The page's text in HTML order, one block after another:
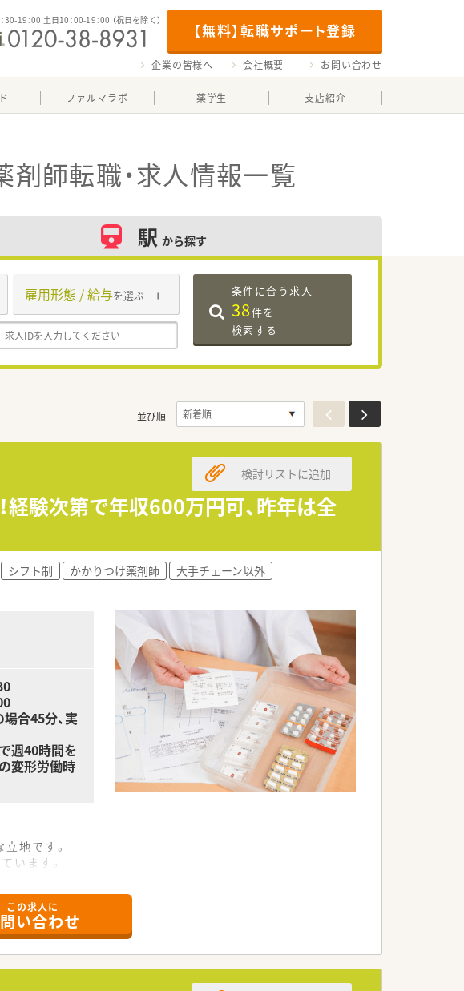
【無料】転職サポート登録
30-19：00 土日10：00-19：00 （祝日を除く）
企業の皆様へ 会社概要 お問い合わせ
ファルマラボ 薬学生 支店紹介
剤師転職・求人情報一覧
駅 から探す
雇用形態 / 給与を選ぶ 条件に合う求人
38件を
検索する
並び順
経験次第で年収600万円可、昨年は全
検討リストに追加
シフト制 かかりつけ薬剤師
大手チェーン以外
合45分、実
週40時間を
変形労働時
地です。
います。
。
します。
だけます。
この求人に
い合わせ